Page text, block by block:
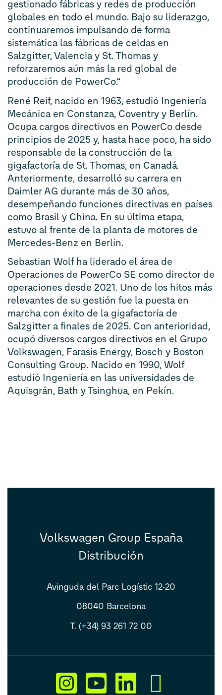
gestionado fábricas y redes de producción
globales en todo el mundo. Bajo su liderazgo,
continuaremos impulsando de forma
sistemática las fábricas de celdas en
Salzgitter, Valencia y St. Thomas y
reforzaremos aún más la red global de
producción de PowerCo.”
René Reif, nacido en 1963, estudió Ingeniería
Mecánica en Constanza, Coventry y Berlín.
Ocupa cargos directivos en PowerCo desde
principios de 2025 y, hasta hace poco, ha sido
responsable de la construcción de la
gigafactoría de St. Thomas, en Canadá.
Anteriormente, desarrolló su carrera en
Daimler AG durante más de 30 años,
desempeñando funciones directivas en países
como Brasil y China. En su última etapa,
estuvo al frente de la planta de motores de
Mercedes-Benz en Berlín.
Sebastian Wolf ha liderado el área de
Operaciones de PowerCo SE como director de
operaciones desde 2021. Uno de los hitos más
relevantes de su gestión fue la puesta en
marcha con éxito de la gigafactoría de
Salzgitter a finales de 2025. Con anterioridad,
ocupó diversos cargos directivos en el Grupo
Volkswagen, Farasis Energy, Bosch y Boston
Consulting Group. Nacido en 1990, Wolf
estudió Ingeniería en las universidades de
Aquisgrán, Bath y Tsinghua, en Pekín.
Volkswagen Group España
Distribución
Avinguda del Parc Logístic 12-20
08040 Barcelona
T. (+34) 93 261 72 00